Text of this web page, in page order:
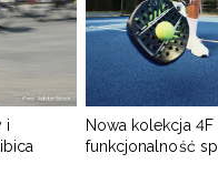
i
Nowa kolekcja
funkcjonalność